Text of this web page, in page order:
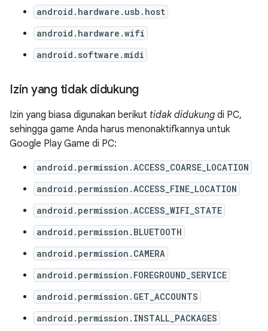
android.hardware.usb.host
android.hardware.wifi
android.software.midi
Izin yang tidak didukung
Izin yang biasa digunakan berikut tidak didukung di PC,
sehingga game Anda harus menonaktifkannya untuk
Google Play Game di PC:
android.permission.ACCESS_COARSE_LOCATION
android.permission.ACCESS_FINE_LOCATION
android.permission.ACCESS_WIFI_STATE
android.permission.BLUETOOTH
android.permission.CAMERA
android.permission.FOREGROUND_SERVICE
android.permission.GET_ACCOUNTS
android.permission.INSTALL_PACKAGES